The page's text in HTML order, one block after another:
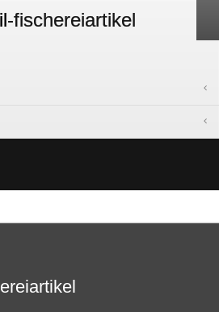
-fischereiartikel